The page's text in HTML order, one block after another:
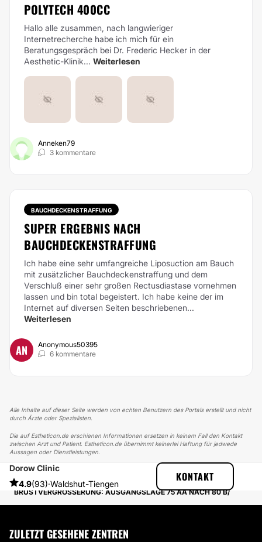
OLYTECH 400CC
Hallo alle zusammen, nach langwieriger
Internetrecherche habe ich mich für ein
Beratungsgespräch bei Dr. Frederic Hecker in der
Aesthetic-Klinik... Weiterlesen
Anneken79
3 kommentare
BAUCHDECKENSTRAFFUNG
SUPER ERGEBNIS NACH
BAUCHDECKENSTRAFFUNG
Ich habe eine sehr umfangreiche Liposuction am Bauch
mit zusätzlicher Bauchdeckenstraffung und dem
Verschluß einer sehr großen Rectusdiastase vornehmen
lassen und bin total begeistert. Ich habe keine der im
Internet auf diversen Seiten beschriebenen...
Weiterlesen
AN
Anonymous50395
6 kommentare
Alle Inhalte auf dieser Seite werden von echten Benutzern des Portals erstellt und nicht
durch Ärzte oder Spezialisten.
Die auf Estheticon.de erschienen Informationen ersetzen in keinem Fall den Kontakt
zwischen Arzt und Patient. Estheticon.de übernimmt keinerlei Haftung für jedwede
Aussagen oder Dienstleistungen.
Dorow Clinic
4.9(93)·Waldshut-Tiengen
KONTAKT
ESTHETICON
ERFAHRUNGSBERICHTE ÜBER BRUSTVERGRÖSSERUNG
BRUSTVERGRÖSSERUNG: AUSGANGSLAGE 75 AA NACH 80 B
ZULETZT GESEHENE ZENTREN